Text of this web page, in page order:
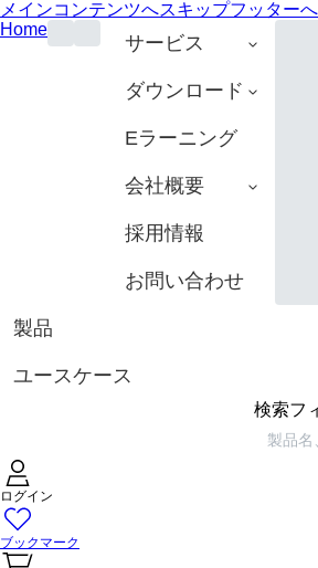
メインコンテンツへスキップフッター
Home
サービス
ダウンロード
Eラーニング
会社概要
採用情報
お問い合わせ
製品
ユースケース
検索フ
ログイン
ブックマーク